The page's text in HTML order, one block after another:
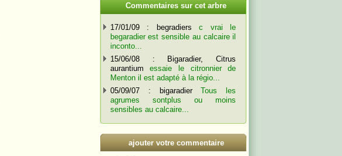
Commentaires sur cet arbre
17/01/09 : begradiersc vrai le
begaradier est sensible au calcaire il
inconto...
15/06/08 : Bigaradier, Citrus
aurantiumessaie le citronnier de
Menton il est adapté à la régio...
05/09/07 : bigaradierTous les
agrumes sontplus ou moins
sensibles au calcaire...
ajouter votre commentaire